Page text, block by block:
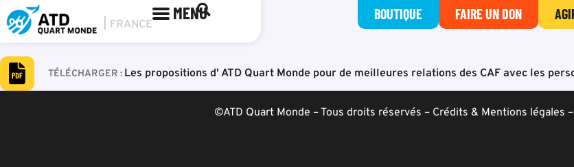
MENU BOUTIQUE FAIRE UN DON
Les propositions d' ATD Quart Monde pour de meilleures relations des CAF avec les
©ATD Quart Monde – Tous droits réservés – Crédits & Mentions légales –